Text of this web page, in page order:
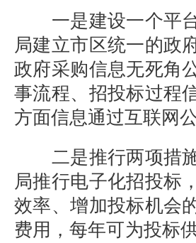
一是建设一个平
局建立市区统一的政
政府采购信息无死角
事流程、招投标过程
方面信息通过互联网
二是推行两项措
局推行电子化招投标
效率、增加投标机会
费用，每年可为投标